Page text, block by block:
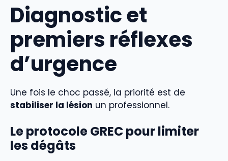
Diagnostic et
premiers réflexes
d’urgence
Une fois le choc passé, la priorité est de
stabiliser la lésion un professionnel.
Le protocole GREC pour limiter
les dégâts